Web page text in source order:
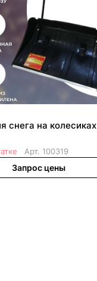
снега на колесиках
Арт. 100319
Запрос цены